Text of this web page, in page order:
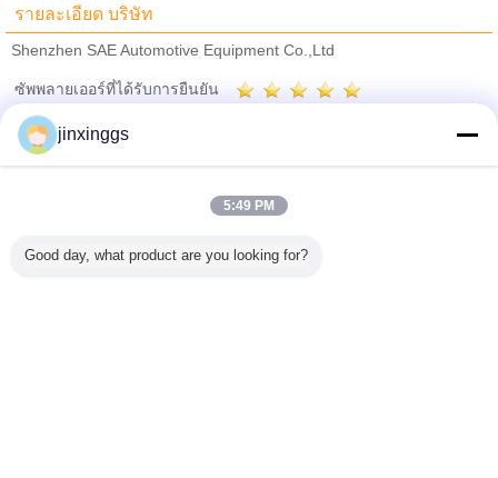
รายละเอียด บริษัท
Shenzhen SAE Automotive Equipment Co.,Ltd
ซัพพลายเออร์ที่ได้รับการยืนยัน
Trust Seal
ผลิตภัณฑ์ทั้งหมด
jinxinggs
5:49 PM
Good day, what product are you looking for?